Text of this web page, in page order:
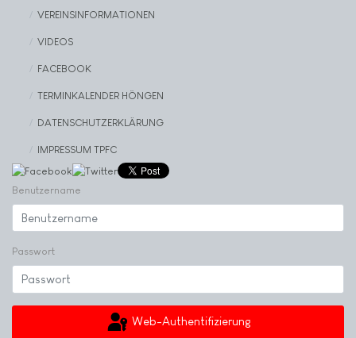
VEREINSINFORMATIONEN
VIDEOS
FACEBOOK
TERMINKALENDER HÖNGEN
DATENSCHUTZERKLÄRUNG
IMPRESSUM TPFC
Benutzername
Passwort
Web-Authentifizierung